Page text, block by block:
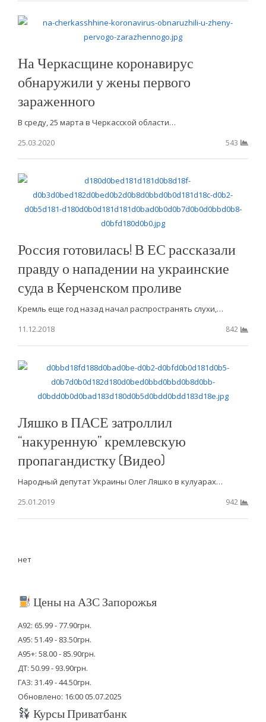
На Черкасщине коронавирус
обнаружили у жены первого
зараженного
В среду, 25 марта в Черкасской области…
25.03.2020
543
Россия готовилась! В ЕС рассказали
правду о нападении на украинские
суда в Керченском проливе
Кремль еще год назад начал распространять слухи,…
11.12.2018
842
Ляшко в ПАСЕ затроллил
“накуренную” кремлевскую
пропагандистку (Видео)
Народный депутат Украины Олег Ляшко в кулуарах…
25.01.2019
942
нет
Цены на АЗС Запорожья
А92: 65.99 - 77.90грн.
А95: 51.49 - 83.50грн.
А95+: 58.00 - 85.90грн.
ДТ: 50.99 - 93.90грн.
ГАЗ: 31.49 - 44.50грн.
Обновлено: 16:00 05.07.2025
Курсы Приватбанк